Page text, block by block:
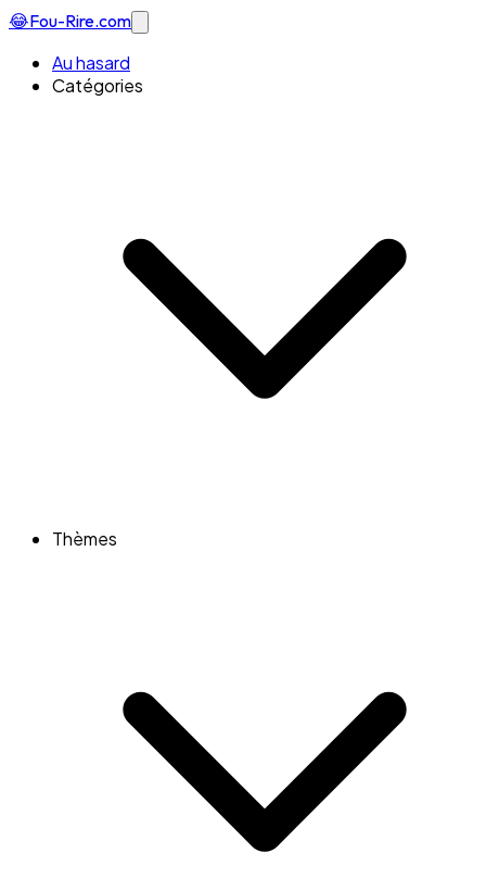
😂Fou-Rire.com
Au hasard
Catégories
Thèmes